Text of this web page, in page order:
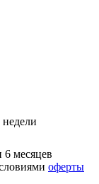
месяцев
оферты